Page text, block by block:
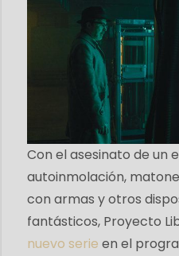
Con el asesinato de un
autoinmolación,
con armas y otros
fantásticos, Proyecto
nuevo serie en el